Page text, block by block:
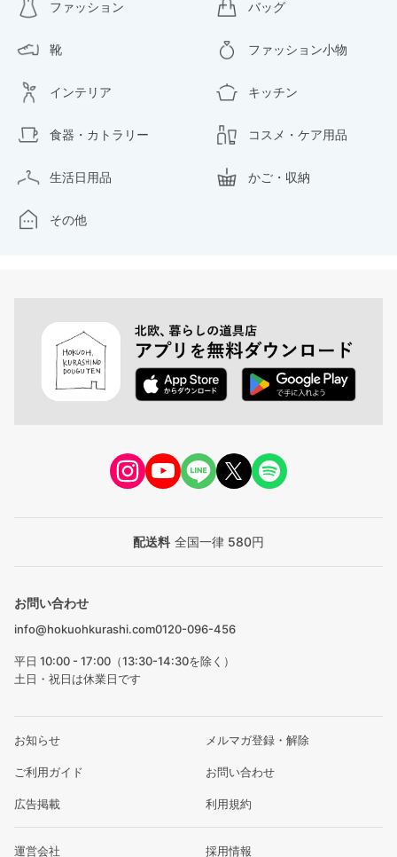
ファッション バッグ
靴 ファッション小物
インテリア キッチン
食器・カトラリー コスメ・ケア用品
生活日用品 かご・収納
その他
配送料 全国一律 580円
お問い合わせ
info@hokuohkurashi.com0120-096-456
平日 10:00 - 17:00（13:30-14:30を除く）
土日・祝日は休業日です
お知らせ メルマガ登録・解除
ご利用ガイド お問い合わせ
広告掲載 利用規約
運営会社 採用情報